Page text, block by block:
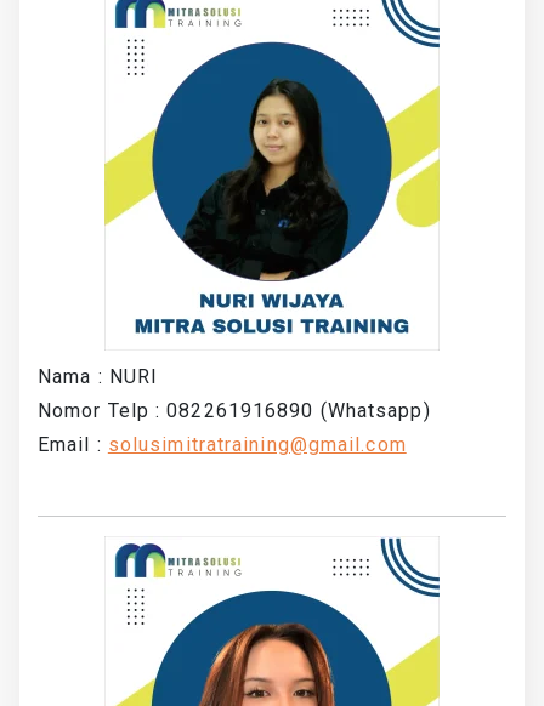
Nama : NURI
Nomor Telp : 082261916890 (Whatsapp)
Email : solusimitratraining@gmail.com